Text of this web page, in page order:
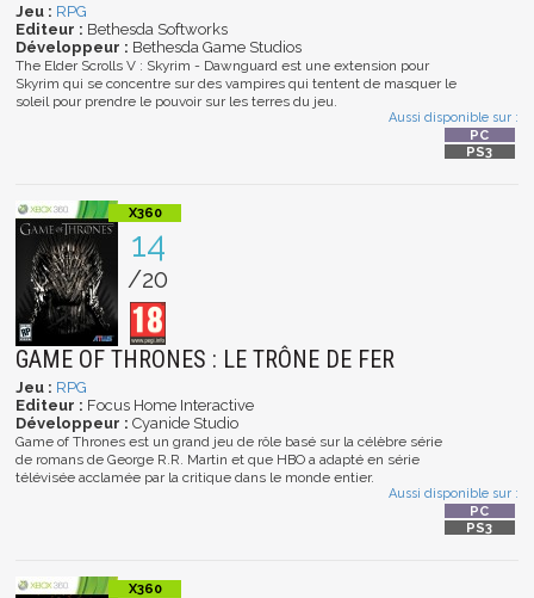
Jeu : RPG
Editeur : Bethesda Softworks
Développeur : Bethesda Game Studios
The Elder Scrolls V : Skyrim - Dawnguard est une extension pour
Skyrim qui se concentre sur des vampires qui tentent de masquer le
soleil pour prendre le pouvoir sur les terres du jeu.
Aussi disponible sur :
14
/20
GAME OF THRONES : LE TRÔNE DE FER
Jeu : RPG
Editeur : Focus Home Interactive
Développeur : Cyanide Studio
Game of Thrones est un grand jeu de rôle basé sur la célèbre série
de romans de George R.R. Martin et que HBO a adapté en série
télévisée acclamée par la critique dans le monde entier.
Aussi disponible sur :